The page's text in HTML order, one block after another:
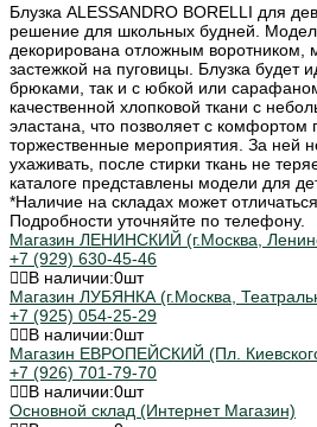
Блузка ALESSANDRO BORELLI для
решение для школьных будней.
декорирована отложным воротником,
застежкой на пуговицы. Блузка будет
брюками, так и с юбкой или
качественной хлопковой ткани с
эластана, что позволяет с комфортом
торжественные мероприятия. За ней
ухаживать, после стирки ткань не
каталоге представлены модели для
*Наличие на складах может
Подробности уточняйте по телефону.
Магазин ЛЕНИНСКИЙ (г.Москва,
+7 (929) 630-45-46
В наличии:0шт
Магазин ЛУБЯНКА (г.Москва,
+7 (925) 054-25-29
В наличии:0шт
Магазин ЕВРОПЕЙСКИЙ (Пл.
+7 (926) 701-79-70
В наличии:0шт
Основной склад (Интернет Магазин)